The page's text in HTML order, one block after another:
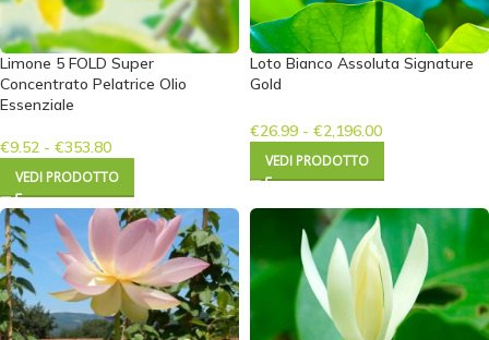
Limone 5 FOLD Super
Concentrato Pelatrice Olio
Essenziale
€9.52 - €353.80
VEDI PRODOTTO
Loto Bianco Assoluta Signature
Gold
€26.99 - €2,196.00
VEDI PRODOTTO